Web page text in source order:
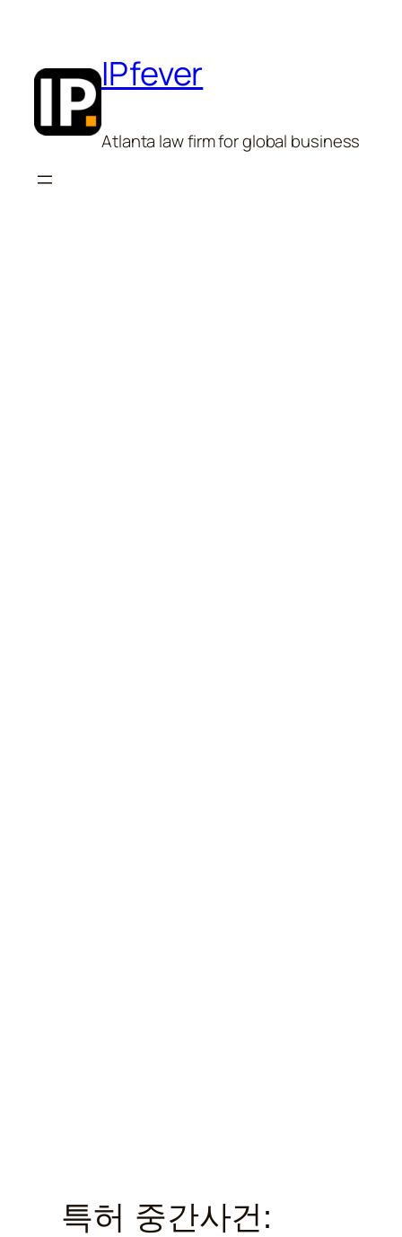
IPfever
Atlanta law firm for global business
특허 중간사건: